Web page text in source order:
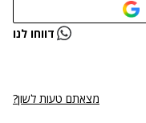
דווחו לנו
מצאתם טעות לשון?